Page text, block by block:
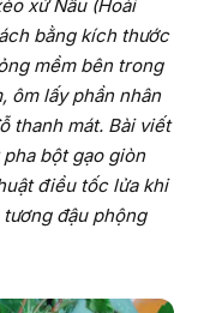
xứ Nẫu (Hoài
bằng kích thước
mềm bên trong
ôm lấy phần nhân
thanh mát. Bài viết
bột gạo giòn
điều tốc lửa khi
đậu phộng